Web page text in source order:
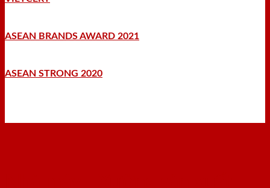
ASEAN BRANDS AWARD 2021
ASEAN STRONG 2020